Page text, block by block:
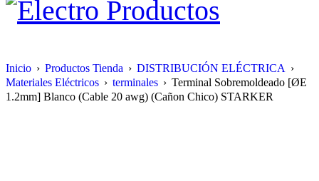
Inicio › Productos Tienda › DISTRIBUCIÓN ELÉCTRICA ›
Materiales Eléctricos › terminales › Terminal Sobremoldeado [ØE
1.2mm] Blanco (Cable 20 awg) (Cañon Chico) STARKER